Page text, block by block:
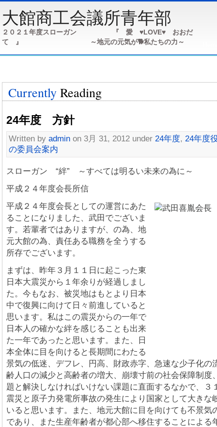
大館商工会議所青年部
２０２１年度スローガン 『 愛 ♥LOVE♥ おおだ
て 』 ～地元の元気が🐕私たちの力～
Currently Reading
24年度 方針
Written by admin on 3月 31, 2012 under 24年度, 24年度
の委員会案内
スローガン “絆” ～すべては明るい未来の為に～
平成２４年度会長所信 武
平成２４年度会長としての運営にあた
ることになりました、武田でございま
す。若輩者ではありますが、の為、地
元大館の為、責任ある職務を全うする
所存でございます。
まずは、昨年３月１１日に起こった東
日本大震災から１年余りが経過しまし
た。今もなお、被災地はもとより日本
中で復興に向けて日々前進していると
思います。私はこの震災からの一年で
日本人の確かな絆を感じることも出来
た一年であったと思います。また、日
本全体に目を向けると長期間にわたる
景気の低迷、デフレ、円高、財政赤字、急速な少子化の
齢人口の減少と高齢者の増大、崩壊寸前の社会保障制度
題と解決しなければいけない課題に直面するなかで、３
震災と原子力発電所事故の発生により国家として大きな
いると思います。また、地元大館に目を向けても不景気
であり、また生産年齢者が都心部へ移住することによる